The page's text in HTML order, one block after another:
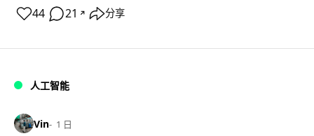
44 21 ↗ 分享
人工智能
Vin 1 日